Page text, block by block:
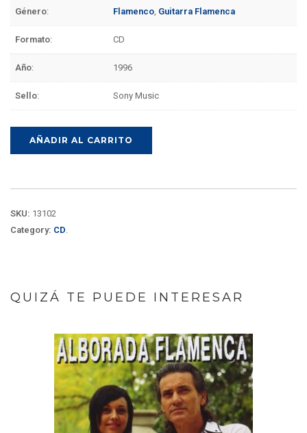
Género: Flamenco Guitarra Flamenca
Formato: CD
Año: 1996
Sello: Sony Music
AÑADIR AL CARRITO
SKU: 13102
Category: CD
QUIZÁ TE PUEDE INTERESAR